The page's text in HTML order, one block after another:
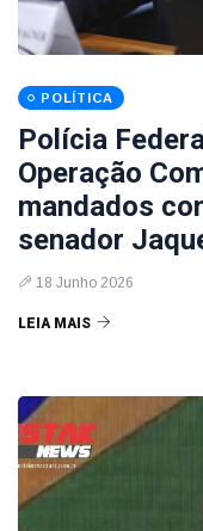
POLÍTICA
Polícia
Operação
mandados
senador
18 Junho 2026
LEIA MAIS